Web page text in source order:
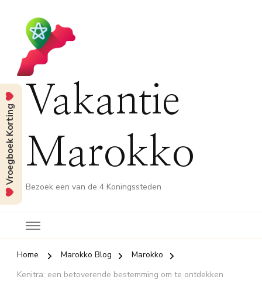
Vakantie
Marokko
Bezoek een van de 4 Koningssteden
Home Marokko Blog
Marokko
Kenitra: een betoverende bestemming om te ontdekken
Vroegboek Korting